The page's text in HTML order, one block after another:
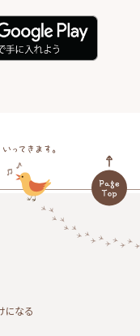
になる